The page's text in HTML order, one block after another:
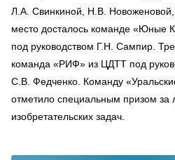
Л.А. Свинкиной, Н.В.
место досталось команде «Юные
под руководством Г.Н. Сампир.
команда «РИФ» из ЦДТТ под
С.В. Федченко. Команду
отметило специальным призом
изобретательских задач.